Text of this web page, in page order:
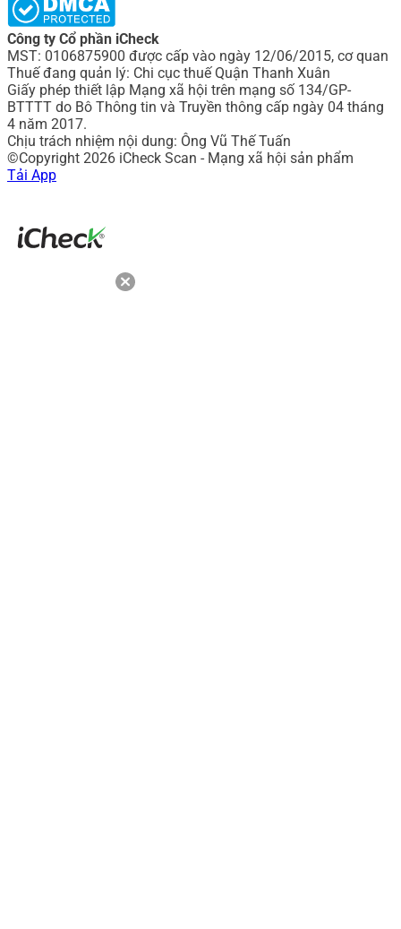
Công ty Cổ phần iCheck
MST: 0106875900 được cấp vào ngày 12/06/2015, cơ quan
Thuế đang quản lý: Chi cục thuế Quận Thanh Xuân
Giấy phép thiết lập Mạng xã hội trên mạng số 134/GP-
BTTTT do Bô Thông tin và Truyền thông cấp ngày 04 tháng
4 năm 2017.
Chịu trách nhiệm nội dung: Ông Vũ Thế Tuấn
©Copyright 2026 iCheck Scan - Mạng xã hội sản phẩm
Tải App